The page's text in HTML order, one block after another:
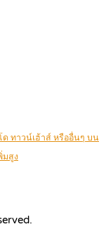
ทาวน์เฮ้าส์ หรืออื่นๆ บน
มสูง